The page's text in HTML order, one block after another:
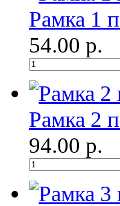
Рамка 1
54.00 р.
Рамка 2
94.00 р.